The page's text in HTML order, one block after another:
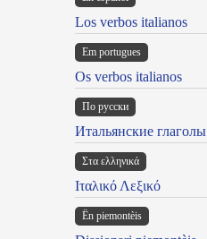
Los verbos italianos
Em portugues
Os verbos italianos
По русски
Итальянские глаголы
Στα ελληνικά
Ιταλικό Λεξικό
Ën piemontèis